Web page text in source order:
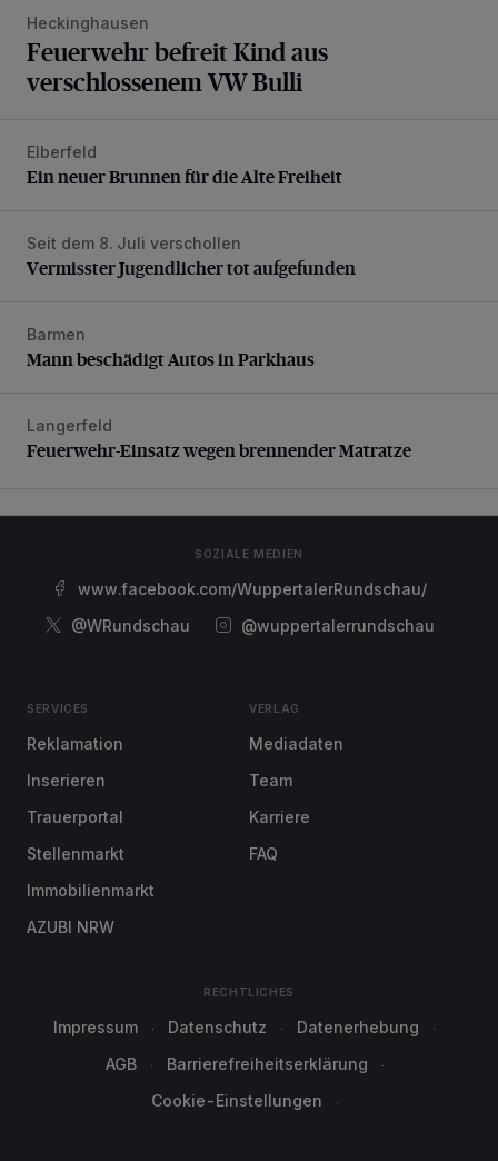
Heckinghausen
Feuerwehr befreit Kind aus
verschlossenem VW Bulli
Ein neuer Brunnen für die Alte Freiheit
Elberfeld
Ein neuer Brunnen für die Alte Freiheit
Vermisster Jugendlicher tot aufgefunden
Seit dem 8. Juli verschollen
Vermisster Jugendlicher tot aufgefunden
Mann beschädigt Autos in Parkhaus
Barmen
Mann beschädigt Autos in Parkhaus
Feuerwehr-Einsatz wegen brennender Matratze
Langerfeld
Feuerwehr-Einsatz wegen brennender Matratze
SOZIALE MEDIEN
www.facebook.com/WuppertalerRundschau/
@WRundschau
@wuppertalerrundschau
SERVICES
Reklamation
Inserieren
Trauerportal
Stellenmarkt
Immobilienmarkt
AZUBI NRW
VERLAG
Mediadaten
Team
Karriere
FAQ
RECHTLICHES
Impressum Datenschutz
Datenerhebung
AGB
Barrierefreiheitserklärung
Cookie-Einstellungen